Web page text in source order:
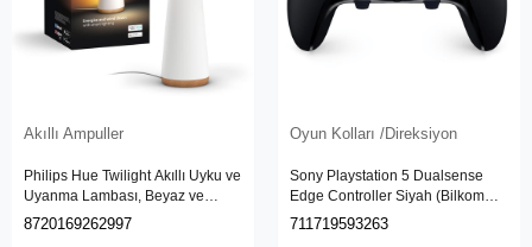
Oyun Kolları /Direksiyon
Sony Playstation 5 Dualsense
Edge Controller Siyah (Bilkom
Garantili)
711719593263
Başlangıç Setleri
Philips HueWCA 9-75W Renkli
Akıllı Başlangıç Seti 2'li
Kumandalı E27 Bluetooth
8719514291379